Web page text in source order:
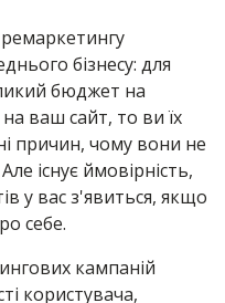
бізнесу: для
бюджет на
ваш сайт, то ви їх
причин, чому вони не
існує ймовірність,
у вас з'явиться, якщо
себе.
кампаній
користувача,